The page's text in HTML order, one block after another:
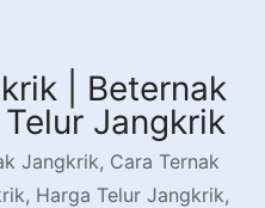
| Beternak
Jangkrik
Jangkrik, Cara Ternak
Harga Telur Jangkrik,